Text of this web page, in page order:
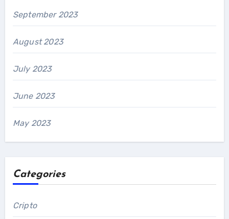
September 2023
August 2023
July 2023
June 2023
May 2023
Categories
Cripto